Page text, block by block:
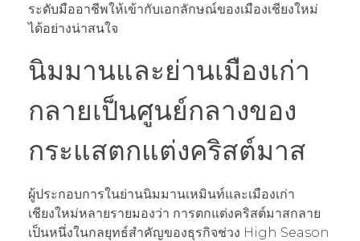
ระดับมืออาชีพให้เข้ากับเอกลักษณ์ของเมืองเชียงใหม่
ได้อย่างน่าสนใจ
นิมมานและย่านเมืองเก่า
กลายเป็นศูนย์กลางของ
กระแสตกแต่งคริสต์มาส
ผู้ประกอบการในย่านนิมมานเหมินท์และเมืองเก่า
เชียงใหม่หลายรายมองว่า การตกแต่งคริสต์มาสกลาย
เป็นหนึ่งในกลยุทธ์สำคัญของธุรกิจช่วง High Season